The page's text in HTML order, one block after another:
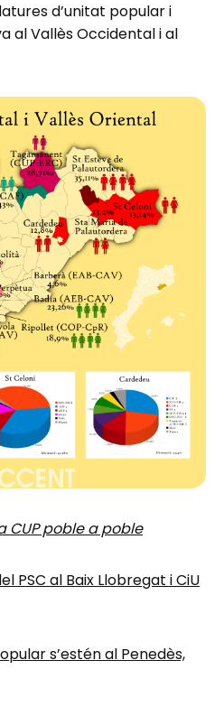
d’unitat popular i
al Vallès Occidental i al
CUP poble a poble
PSC al Baix Llobregat i CiU
s’estén al Penedès,